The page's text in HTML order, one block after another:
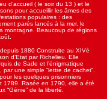
d’accueil ( le soir du 13 ) et le
pour accueillir les âmes des
populaires : des
parés lancés à la mer, le
montagne. Beaucoup de régions
1880 Construite au XIVè
d’Etat par Richelieu. Elle
de Sade et l’énigmatique
une simple “lettre de cachet”.
les quelques prisonniers
1789. Rasée en 1790, elle a été
“Génie” de la liberté.